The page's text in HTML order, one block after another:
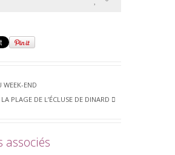
END
PLAGE DE L’ÉCLUSE DE DINARD
associés